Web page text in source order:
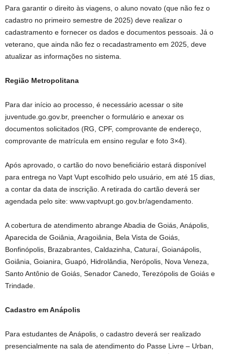
Para garantir o direito às viagens, o aluno novato (que não fez o
cadastro no primeiro semestre de 2025) deve realizar o
cadastramento e fornecer os dados e documentos pessoais. Já o
veterano, que ainda não fez o recadastramento em 2025, deve
atualizar as informações no sistema.
Região Metropolitana
Para dar início ao processo, é necessário acessar o site
juventude.go.gov.br, preencher o formulário e anexar os
documentos solicitados (RG, CPF, comprovante de endereço,
comprovante de matrícula em ensino regular e foto 3×4).
Após aprovado, o cartão do novo beneficiário estará disponível
para entrega no Vapt Vupt escolhido pelo usuário, em até 15 dias,
a contar da data de inscrição. A retirada do cartão deverá ser
agendada pelo site: www.vaptvupt.go.gov.br/agendamento.
A cobertura de atendimento abrange Abadia de Goiás, Anápolis,
Aparecida de Goiânia, Aragoiânia, Bela Vista de Goiás,
Bonfinópolis, Brazabrantes, Caldazinha, Caturaí, Goianápolis,
Goiânia, Goianira, Guapó, Hidrolândia, Nerópolis, Nova Veneza,
Santo Antônio de Goiás, Senador Canedo, Terezópolis de Goiás e
Trindade.
Cadastro em Anápolis
Para estudantes de Anápolis, o cadastro deverá ser realizado
presencialmente na sala de atendimento do Passe Livre – Urban,